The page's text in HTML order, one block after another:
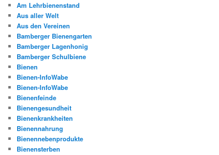
Am Lehrbienenstand
Aus aller Welt
Aus den Vereinen
Bamberger Bienengarten
Bamberger Lagenhonig
Bamberger Schulbiene
Bienen
Bienen-InfoWabe
Bienen-InfoWabe
Bienenfeinde
Bienengesundheit
Bienenkrankheiten
Bienennahrung
Bienennebenprodukte
Bienensterben